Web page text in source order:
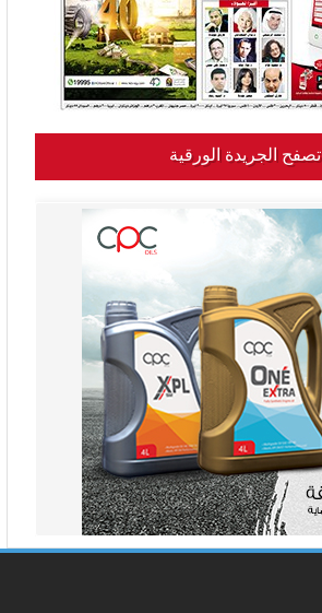
تصفح الجريدة الورقية